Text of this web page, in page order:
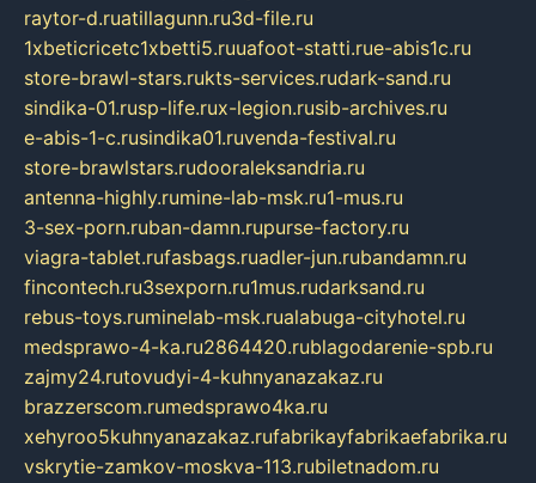
raytor-d.ruatillagunn.ru3d-file.ru
1xbeticricetc1xbetti5.ruuafoot-statti.rue-abis1c.ru
store-brawl-stars.rukts-services.rudark-sand.ru
sindika-01.rusp-life.rux-legion.rusib-archives.ru
e-abis-1-c.rusindika01.ruvenda-festival.ru
store-brawlstars.rudooraleksandria.ru
antenna-highly.rumine-lab-msk.ru1-mus.ru
3-sex-porn.ruban-damn.rupurse-factory.ru
viagra-tablet.rufasbags.ruadler-jun.rubandamn.ru
fincontech.ru3sexporn.ru1mus.rudarksand.ru
rebus-toys.ruminelab-msk.rualabuga-cityhotel.ru
medsprawo-4-ka.ru2864420.rublagodarenie-spb.ru
zajmy24.rutovudyi-4-kuhnyanazakaz.ru
brazzerscom.rumedsprawo4ka.ru
xehyroo5kuhnyanazakaz.rufabrikayfabrikaefabrika.ru
vskrytie-zamkov-moskva-113.rubiletnadom.ru